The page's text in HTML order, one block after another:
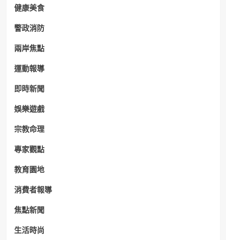
健康美食
警政消防
兩岸焦點
運動報導
即時新聞
娛樂遊戲
宗教命理
專家觀點
教育園地
消費者報導
焦點新聞
生活時尚